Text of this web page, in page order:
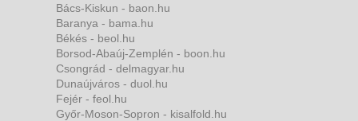
Bács-Kiskun - baon.hu
Baranya - bama.hu
Békés - beol.hu
Borsod-Abaúj-Zemplén - boon.hu
Csongrád - delmagyar.hu
Dunaújváros - duol.hu
Fejér - feol.hu
Győr-Moson-Sopron - kisalfold.hu